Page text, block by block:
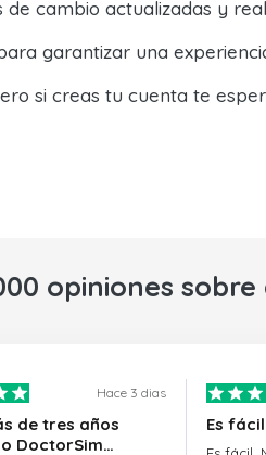
cambio actualizadas y
garantizar una
si creas tu cuenta te
opiniones sobre
Hace 3 dias
de tres años
DoctorSim…
Es fácil